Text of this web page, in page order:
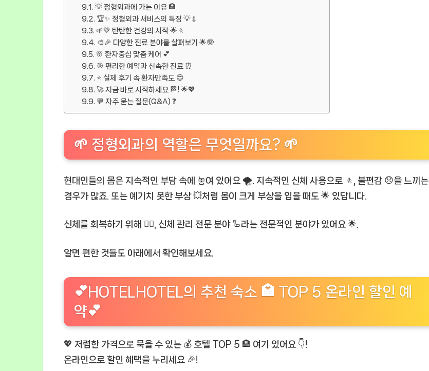
💡 정형외과에 가는 이유 🏥
🏆✨ 정형외과 서비스의 특징 💡💉
🌱💚 탄탄한 건강의 시작 🌟🚶
🎨🎉 다양한 진료 분야를 살펴보기 🌟🤓
🌸 환자중심 맞춤 케어 💕
🎯 편리한 예약과 신속한 진료 ⏰
⭐ 실제 후기 속 환자만족도 😍
🚀 지금 바로 시작하세요 🏁! 🌟💖
💬 자주 묻는 질문(Q&A) ❓
🌱 정형외과의 역할은 무엇일까요? 🌱
현대인들의 몸은 지속적인 부담 속에 놓여 있어요 🌪️. 지속적인 신체 사용으로 🚶, 불편감 😞을 느끼는
경우가 많죠. 또는 예기치 못한 부상 💥처럼 몸이 크게 부상을 입을 때도 🌟 있답니다.
신체를 회복하기 위해 🏋️‍♂️, 신체 관리 전문 분야 🦾라는 전문적인 분야가 있어요 🌟.
알면 편한 것들도 아래에서 확인해보세요.
💕HOTELHOTEL의 추천 숙소 🏩 TOP 5 온라인 할인 예
약💕
💖 저렴한 가격으로 묵을 수 있는 💰 호텔 TOP 5 🏨 여기 있어요 👇!
온라인으로 할인 혜택을 누리세요 🎉!